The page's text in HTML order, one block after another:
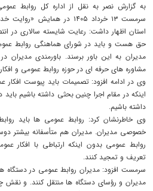
به گزارش نصر به نقل از اداره کل روابط
سرمست ١٣ خرداد ١۴٠۵ در
استان اظهار داشت: رعایت شایسته سالاری در
حق هست و باید در شورای هماهنگی روابط
مدیران به این باور برسند. باورمندی مدیران
مشاوره های حرفه ای در حوزه روابط عمومی و
وی در ادامه افزود: تصمیمات باید پیوست افکار
اینکه در مقام اجرا چنین بحثی داشته باشیم
داشته باشیم.
وی خاطرنشان کرد: روابط عمومی ها باید
خصوصی مدیران. مدیران هم متأسفانه بیشتر
روابط عمومی بدون اینکه ارتباطی با افکار
تعریف و تمجيد کنند.
سرمست افزود: مدیران روابط عمومی در دستگاه
مدیران و رؤسای دستگاه ها منتقل کنند. و